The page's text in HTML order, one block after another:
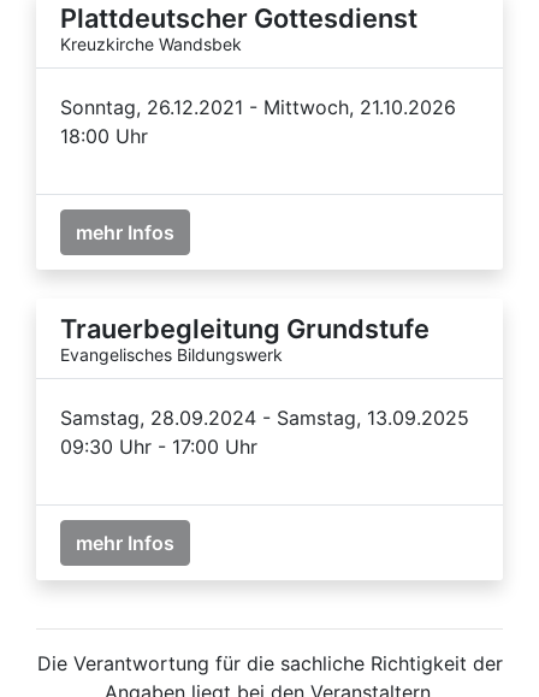
Plattdeutscher Gottesdienst
Kreuzkirche Wandsbek
Sonntag, 26.12.2021 - Mittwoch, 21.10.2026
18:00 Uhr
mehr Infos
Trauerbegleitung Grundstufe
Evangelisches Bildungswerk
Samstag, 28.09.2024 - Samstag, 13.09.2025
09:30 Uhr - 17:00 Uhr
mehr Infos
Die Verantwortung für die sachliche Richtigkeit der
Angaben liegt bei den Veranstaltern.